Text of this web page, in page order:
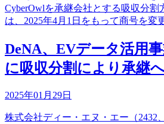
CyberOwlを承継会社とする吸収分割
は、2025年4月1日をもって商号を変
DeNA、EVデータ活用
に吸収分割により承継
2025年01月29日
株式会社ディー・エヌ・エー（2432